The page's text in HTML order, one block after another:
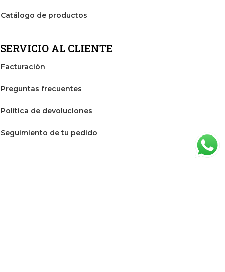
Catálogo de productos
SERVICIO AL CLIENTE
Facturación
Preguntas frecuentes
Política de devoluciones
Seguimiento de tu pedido